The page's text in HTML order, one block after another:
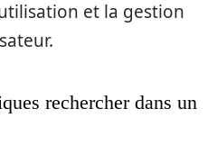
et la gestion
rechercher dans un